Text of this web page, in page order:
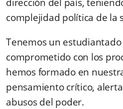
complejidad política de la
Tenemos un
comprometido con los
hemos formado en
pensamiento crítico,
abusos del poder.